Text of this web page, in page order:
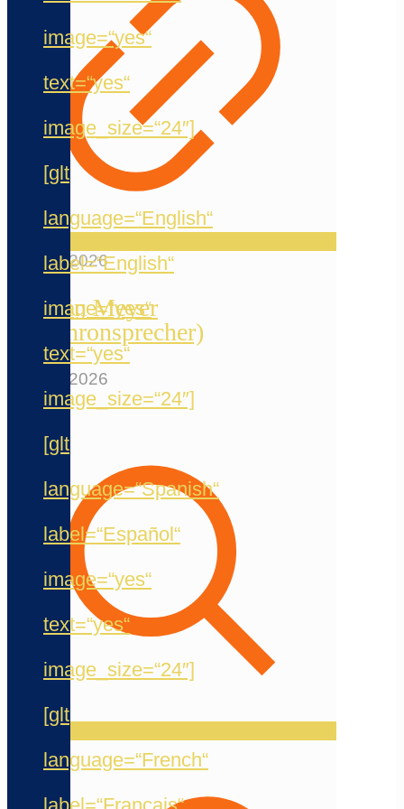
image=“yes“
text=“yes“
image_size=“24″]
[glt
language=“English“
label=“English“
image=“yes“
text=“yes“
image_size=“24″]
[glt
language=“Spanish“
label=“Español“
image=“yes“
text=“yes“
image_size=“24″]
[glt
language=“French“
20. Mai 2026
Jermain Meyer
(Synchronsprecher)
12. Mai 2026